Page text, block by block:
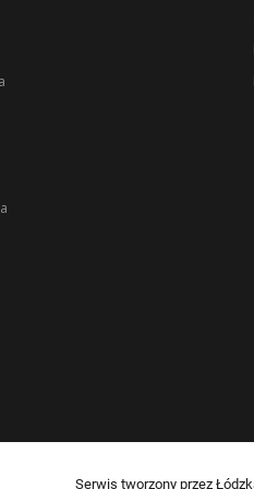
Serwis tworzony przez